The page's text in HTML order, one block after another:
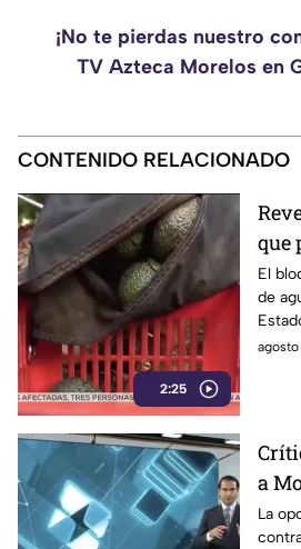
¡No te pierdas nuestro
TV Azteca Morelos en
CONTENIDO RELACIONADO
2:25
que
el
El
de
a
La